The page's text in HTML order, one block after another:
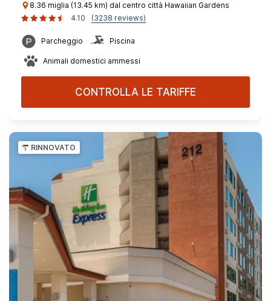
8.36 miglia (13.45 km) dal centro città Hawaiian Gardens
4.10
(3238 reviews)
Parcheggio Piscina
Animali domestici ammessi
CONTROLLA LE TARIFFE
RINNOVATO